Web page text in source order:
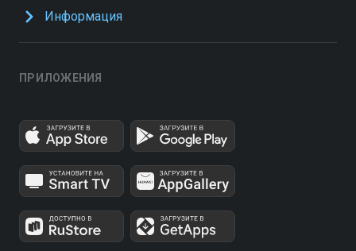
Информация
ПРИЛОЖЕНИЯ